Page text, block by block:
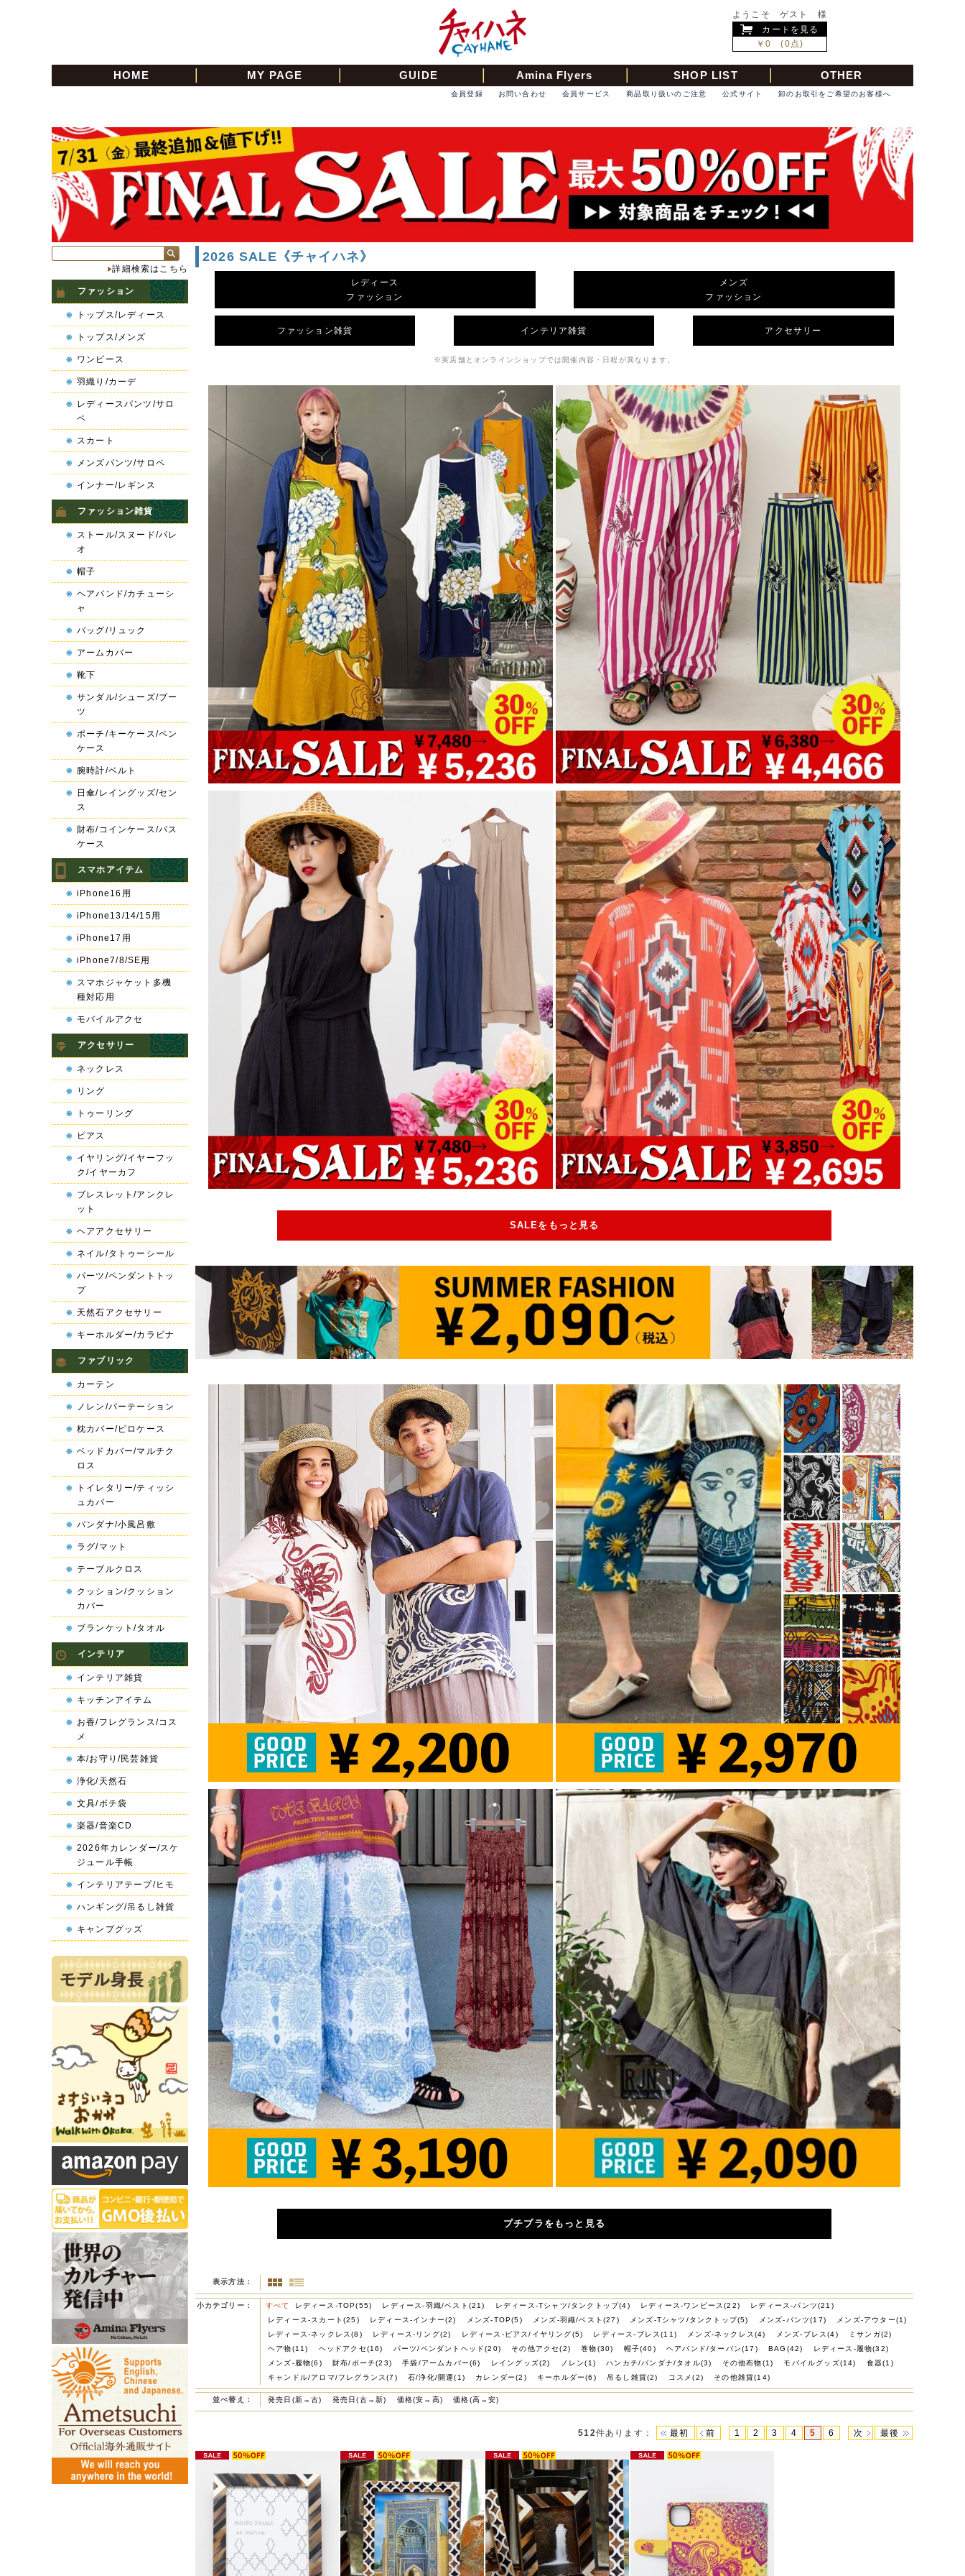
ようこそ ゲスト 様
カートを見る
￥0 (0点)
HOME MY PAGE GUIDE Amina Flyers SHOP LIST OTHER
卸のお取引をご希望のお客様へ
公式サイト
商品取り扱いのご注意
会員サービス
お問い合わせ
会員登録
2026 SALE《チャイハネ》
レディース
ファッション
メンズ
ファッション
ファッション雑貨 インテリア雑貨 アクセサリー
※実店舗とオンラインショップでは開催内容・日程が異なります。
SALEをもっと見る
プチプラをもっと見る
表示方法：
小カテゴリー： すべて レディース-TOP(55) レディース-羽織/ベスト(21) レディース-Tシャツ/タンクトップ(4) レディース-ワンピース(22)
レディース-パンツ(21)
レディース-スカート(25)
レディース-インナー(2) メンズ-TOP(5) メンズ-羽織/ベスト(27) メンズ-Tシャツ/タンクトップ(5) メンズ-パンツ(17)
メンズ-アウター(1)
レディース-ネックレス(8)
レディース-リング(2) レディース-ピアス/イヤリング(5) レディース-ブレス(11) メンズ-ネックレス(4) メンズ-ブレス(4)
ミサンガ(2)
ヘア物(11)
ヘッドアクセ(16) パーツ/ペンダントヘッド(20) その他アクセ(2) 巻物(30) 帽子(40) ヘアバンド/ターバン(17) BAG(42)
レディース-履物(32)
メンズ-履物(6)
財布/ポーチ(23) 手袋/アームカバー(6) レイングッズ(2) ノレン(1) ハンカチ/バンダナ/タオル(3) その他布物(1) モバイルグッズ(14)
食器(1)
キャンドル/アロマ/フレグランス(7)
石/浄化/開運(1) カレンダー(2) キーホルダー(6) 吊るし雑貨(2) コスメ(2) その他雑貨(14)
並べ替え： 発売日(新→古) 発売日(古→新) 価格(安→高) 価格(高→安)
512件あります ： 最初 前 1 2 3 4 5 6 次 最後
詳細検索はこちら
ファッション
トップス/レディース
トップス/メンズ
ワンピース
羽織り/カーデ
レディースパンツ/サロ
ペ
スカート
メンズパンツ/サロペ
インナー/レギンス
ファッション雑貨
ストール/スヌード/パレ
オ
帽子
ヘアバンド/カチューシ
ャ
バッグ/リュック
アームカバー
靴下
サンダル/シューズ/ブー
ツ
ポーチ/キーケース/ペン
ケース
腕時計/ベルト
日傘/レイングッズ/セン
ス
財布/コインケース/パス
ケース
スマホアイテム
iPhone16用
iPhone13/14/15用
iPhone17用
iPhone7/8/SE用
スマホジャケット多機
種対応用
モバイルアクセ
アクセサリー
ネックレス
リング
トゥーリング
ピアス
イヤリング/イヤーフッ
ク/イヤーカフ
ブレスレット/アンクレ
ット
ヘアアクセサリー
ネイル/タトゥーシール
パーツ/ペンダントトッ
プ
天然石アクセサリー
キーホルダー/カラビナ
ファブリック
カーテン
ノレン/パーテーション
枕カバー/ピロケース
ベッドカバー/マルチク
ロス
トイレタリー/ティッシ
ュカバー
バンダナ/小風呂敷
ラグ/マット
テーブルクロス
クッション/クッション
カバー
ブランケット/タオル
インテリア
インテリア雑貨
キッチンアイテム
お香/フレグランス/コス
メ
本/お守り/民芸雑貨
浄化/天然石
文具/ポチ袋
楽器/音楽CD
2026年カレンダー/スケ
ジュール手帳
インテリアテープ/ヒモ
ハンギング/吊るし雑貨
キャンプグッズ